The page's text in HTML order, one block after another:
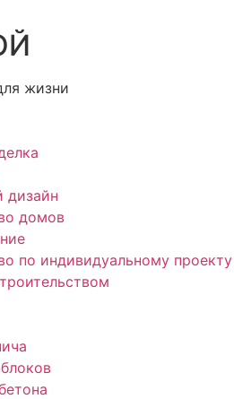
жизни
дизайн
домов
по индивидуальному проекту